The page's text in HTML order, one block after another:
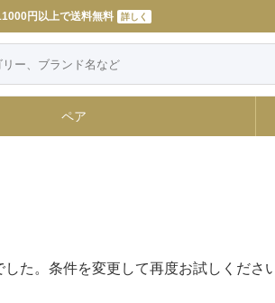
円以上で送料無料 詳しく
ペア
た。条件を変更して再度お試しくださ